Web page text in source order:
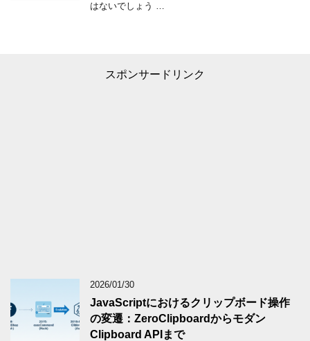
はないでしょう …
スポンサードリンク
2026/01/30
JavaScriptにおけるクリップボード操作
の変遷：ZeroClipboardからモダン
Clipboard APIまで